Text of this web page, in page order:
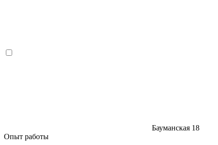
Бауманская 18
Опыт работы